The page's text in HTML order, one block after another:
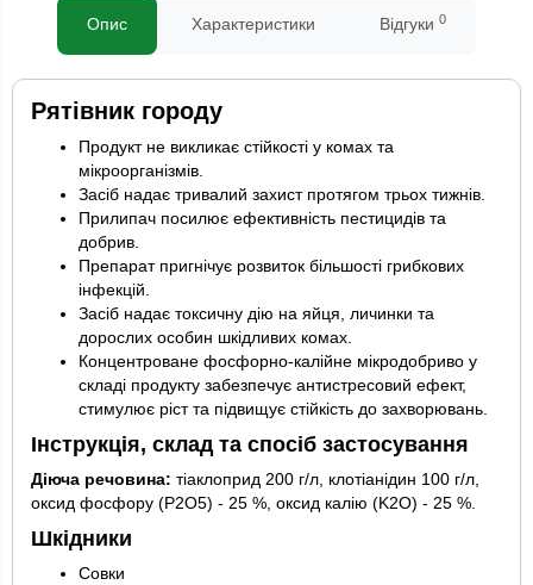
Опис Характеристики Відгуки 0
Рятівник городу
Продукт не викликає стійкості у комах та
мікроорганізмів.
Засіб надає тривалий захист протягом трьох тижнів.
Прилипач посилює ефективність пестицидів та
добрив.
Препарат пригнічує розвиток більшості грибкових
інфекцій.
Засіб надає токсичну дію на яйця, личинки та
дорослих особин шкідливих комах.
Концентроване фосфорно-калійне мікродобриво у
складі продукту забезпечує антистресовий ефект,
стимулює ріст та підвищує стійкість до захворювань.
Інструкція, склад та спосіб застосування
Діюча речовина: тіаклоприд 200 г/л, клотіанідин 100 г/л,
оксид фосфору (P2O5) - 25 %, оксид калію (K2O) - 25 %.
Шкідники
Совки